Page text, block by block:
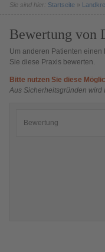
Sie sind hier: Startseite »
Bewertung von
Um anderen Patienten
Sie diese Praxis bewerten.
Bitte nutzen Sie diese
Aus Sicherheitsgründen wird
Bewertung